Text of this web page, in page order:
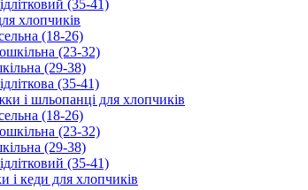
(35-41)
хлопчиків
(18-26)
(23-32)
(29-38)
(35-41)
і шльопанці для хлопчиків
(18-26)
(23-32)
(29-38)
(35-41)
і кеди для хлопчиків